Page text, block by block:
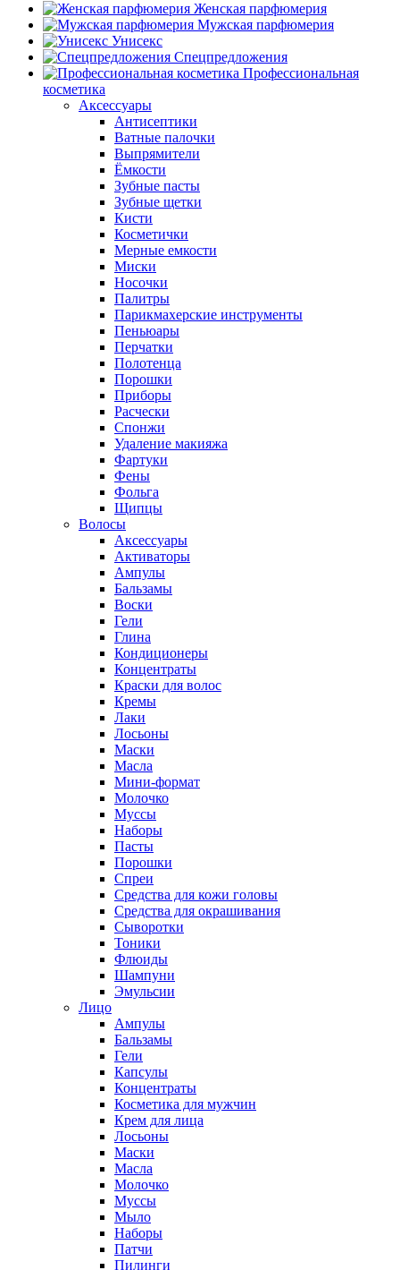
Женская парфюмерия
Мужская парфюмерия
Унисекс
Спецпредложения
Профессиональная
косметика
Аксессуары
Антисептики
Ватные палочки
Выпрямители
Ёмкости
Зубные пасты
Зубные щетки
Кисти
Косметички
Мерные емкости
Миски
Носочки
Палитры
Парикмахерские инструменты
Пеньюары
Перчатки
Полотенца
Порошки
Приборы
Расчески
Спонжи
Удаление макияжа
Фартуки
Фены
Фольга
Щипцы
Волосы
Аксессуары
Активаторы
Ампулы
Бальзамы
Воски
Гели
Глина
Кондиционеры
Концентраты
Краски для волос
Кремы
Лаки
Лосьоны
Маски
Масла
Мини-формат
Молочко
Муссы
Наборы
Пасты
Порошки
Спреи
Средства для кожи головы
Средства для окрашивания
Сыворотки
Тоники
Флюиды
Шампуни
Эмульсии
Лицо
Ампулы
Бальзамы
Гели
Капсулы
Концентраты
Косметика для мужчин
Крем для лица
Лосьоны
Маски
Масла
Молочко
Муссы
Мыло
Наборы
Патчи
Пилинги